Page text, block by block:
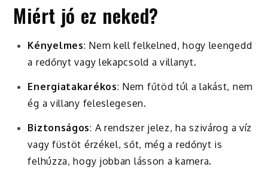
Miért jó ez neked?
Kényelmes: Nem kell felkelned, hogy leengedd
a redőnyt vagy lekapcsold a villanyt.
Energiatakarékos: Nem fűtöd túl a lakást, nem
ég a villany feleslegesen.
Biztonságos: A rendszer jelez, ha szivárog a víz
vagy füstöt érzékel, sőt, még a redőnyt is
felhúzza, hogy jobban lásson a kamera.